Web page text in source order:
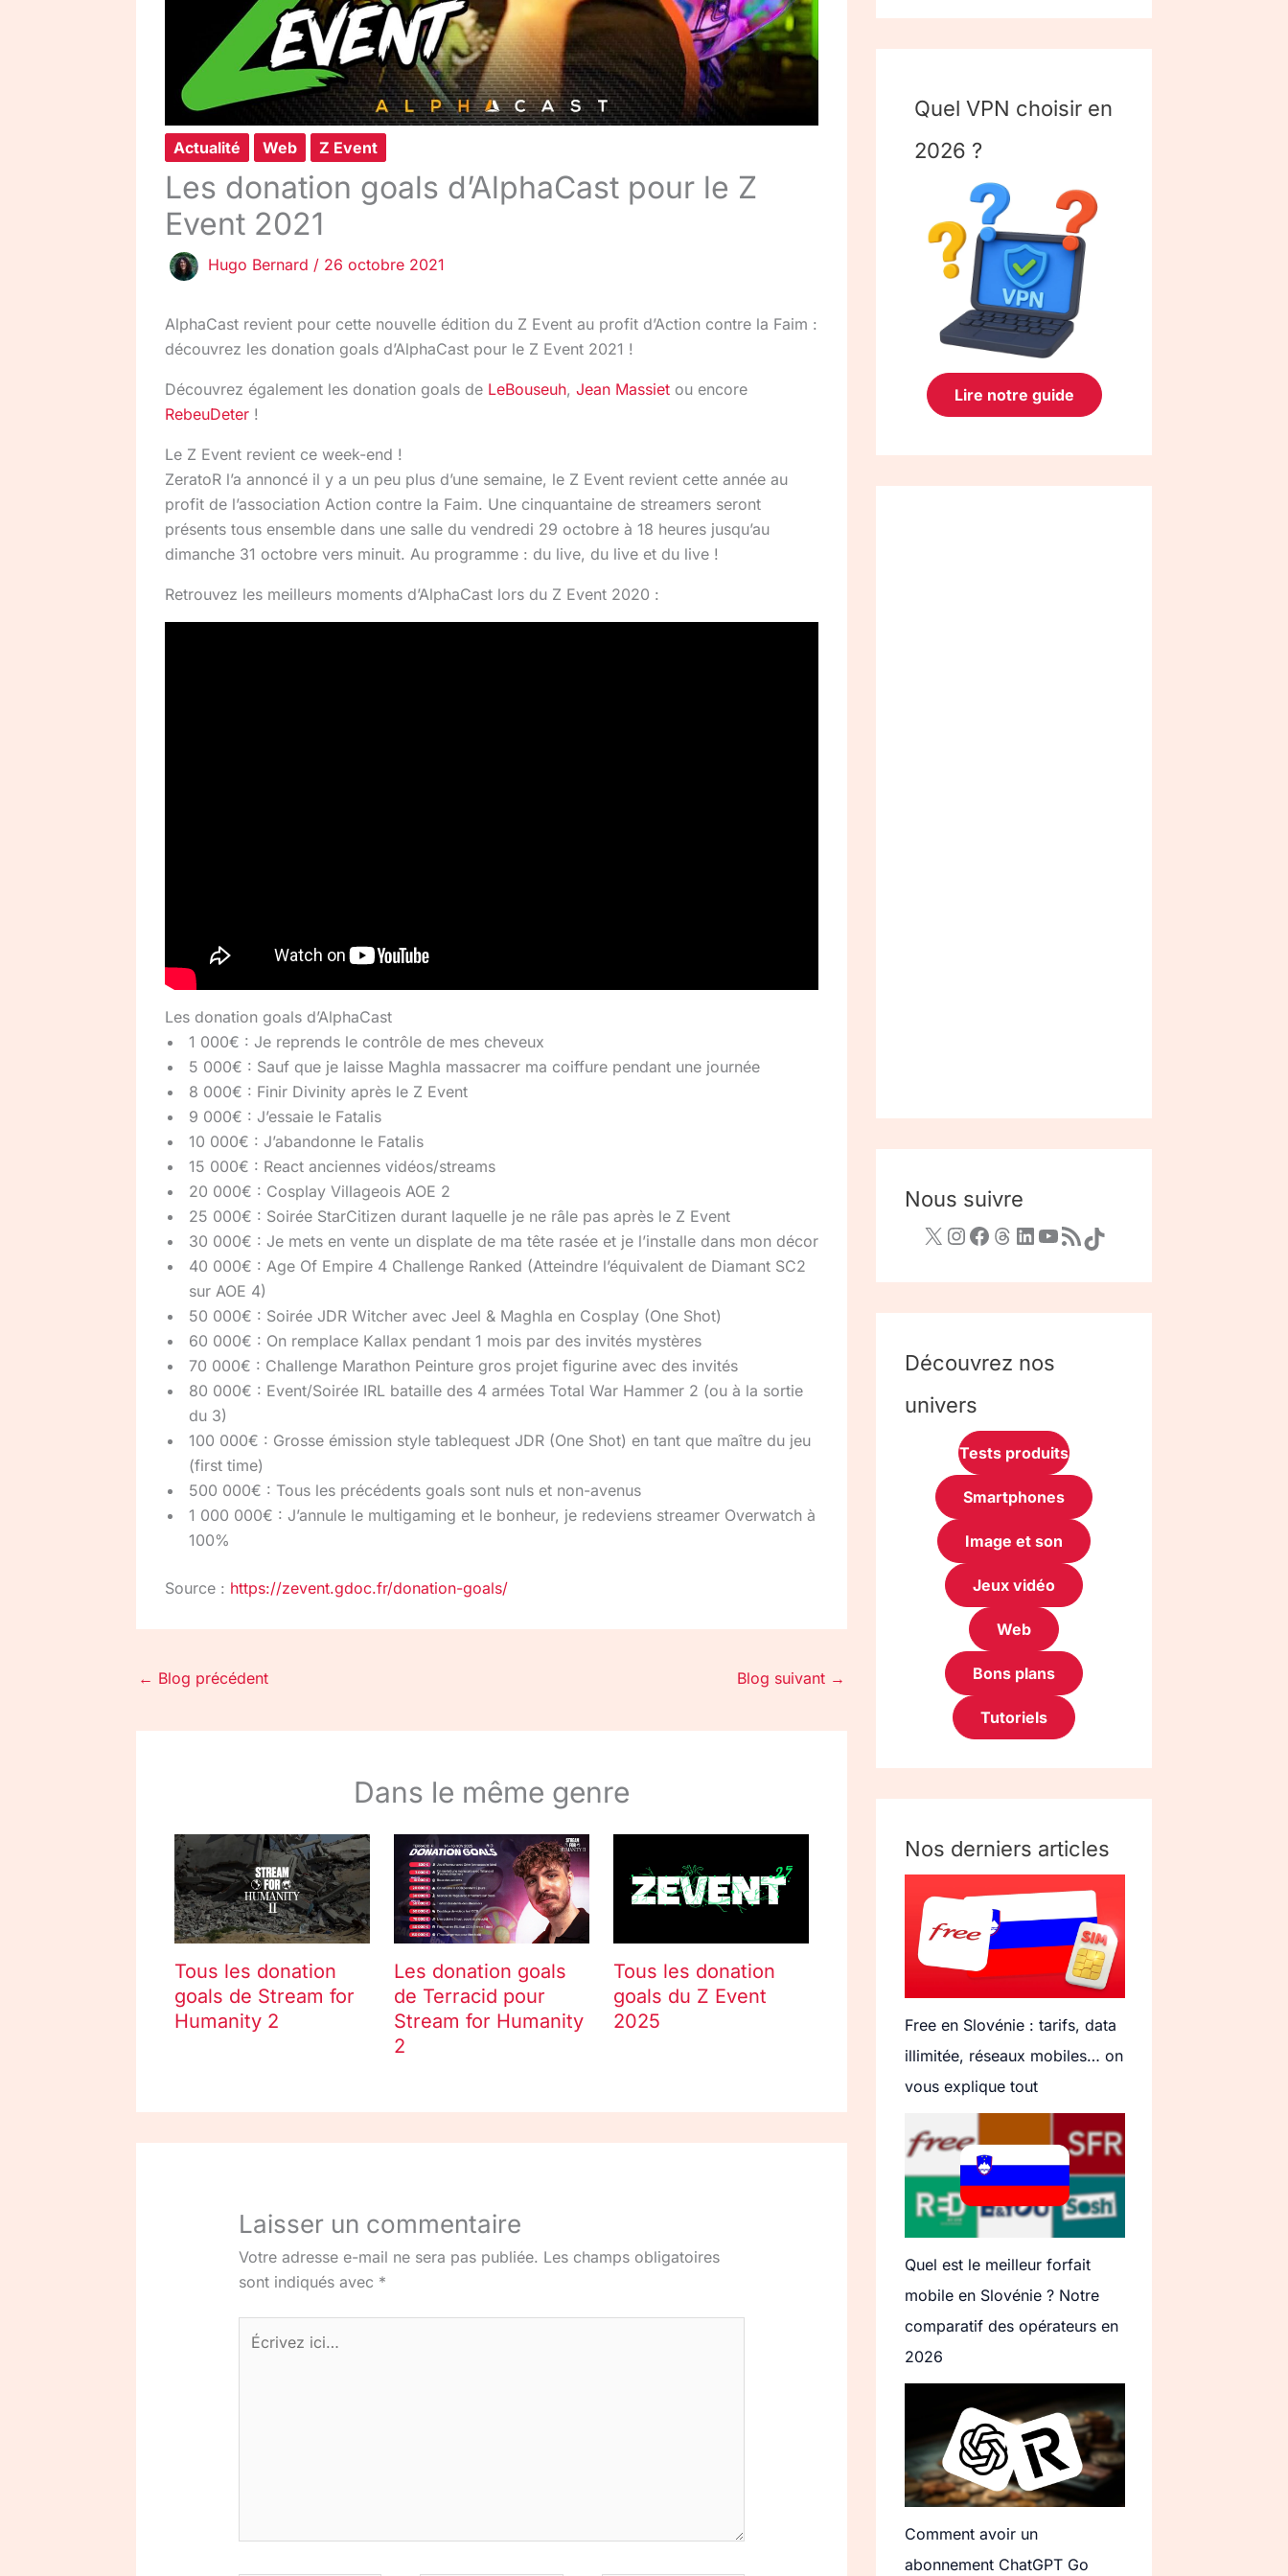
Actualité Web Z Event
Les donation goals d’AlphaCast pour le Z
Event 2021
Hugo Bernard / 26 octobre 2021
AlphaCast revient pour cette nouvelle édition du Z Event au profit d’Action contre la Faim :
découvrez les donation goals d’AlphaCast pour le Z Event 2021 !
Découvrez également les donation goals de LeBouseuh, Jean Massiet ou encore
RebeuDeter !
Le Z Event revient ce week-end !
ZeratoR l’a annoncé il y a un peu plus d’une semaine, le Z Event revient cette année au
profit de l’association Action contre la Faim. Une cinquantaine de streamers seront
présents tous ensemble dans une salle du vendredi 29 octobre à 18 heures jusqu’au
dimanche 31 octobre vers minuit. Au programme : du live, du live et du live !
Retrouvez les meilleurs moments d’AlphaCast lors du Z Event 2020 :
Les donation goals d’AlphaCast
1 000€ : Je reprends le contrôle de mes cheveux
5 000€ : Sauf que je laisse Maghla massacrer ma coiffure pendant une journée
8 000€ : Finir Divinity après le Z Event
9 000€ : J’essaie le Fatalis
10 000€ : J’abandonne le Fatalis
15 000€ : React anciennes vidéos/streams
20 000€ : Cosplay Villageois AOE 2
25 000€ : Soirée StarCitizen durant laquelle je ne râle pas après le Z Event
30 000€ : Je mets en vente un displate de ma tête rasée et je l’installe dans mon décor
40 000€ : Age Of Empire 4 Challenge Ranked (Atteindre l’équivalent de Diamant SC2
sur AOE 4)
50 000€ : Soirée JDR Witcher avec Jeel & Maghla en Cosplay (One Shot)
60 000€ : On remplace Kallax pendant 1 mois par des invités mystères
70 000€ : Challenge Marathon Peinture gros projet figurine avec des invités
80 000€ : Event/Soirée IRL bataille des 4 armées Total War Hammer 2 (ou à la sortie
du 3)
100 000€ : Grosse émission style tablequest JDR (One Shot) en tant que maître du jeu
(first time)
500 000€ : Tous les précédents goals sont nuls et non-avenus
1 000 000€ : J’annule le multigaming et le bonheur, je redeviens streamer Overwatch à
100%
Source : https://zevent.gdoc.fr/donation-goals/
← Blog précédent Blog suivant →
Dans le même genre
Tous les donation
goals de Stream for
Humanity 2
Les donation goals
de Terracid pour
Stream for Humanity
2
Tous les donation
goals du Z Event
2025
Laisser un commentaire
Votre adresse e-mail ne sera pas publiée. Les champs obligatoires
sont indiqués avec *
Écrivez
ici…
Quel VPN choisir en
2026 ?
Lire notre guide
Nous suivre
Découvrez nos
univers
Tests produits
Smartphones
Image et son
Jeux vidéo
Web
Bons plans
Tutoriels
Nos derniers articles
Free en Slovénie : tarifs, data
illimitée, réseaux mobiles… on
vous explique tout
Quel est le meilleur forfait
mobile en Slovénie ? Notre
comparatif des opérateurs en
2026
Comment avoir un
abonnement ChatGPT Go